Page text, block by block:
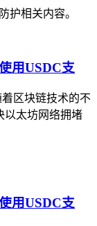
护相关内容。
用USDC支
区块链技术的不
以太坊网络拥堵
用USDC支